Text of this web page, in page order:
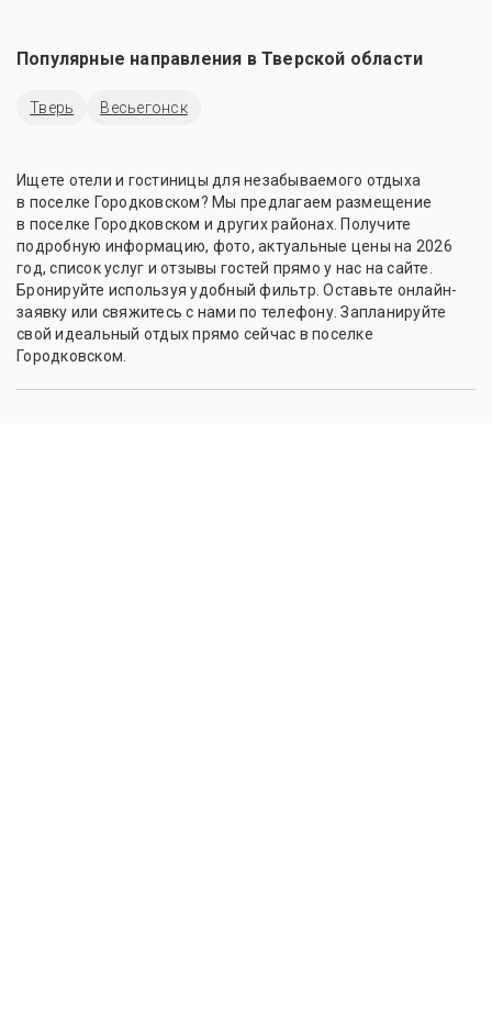
Популярные направления в Тверской области
Тверь Весьегонск
Ищете отели и гостиницы для незабываемого отдыха
в поселке Городковском? Мы предлагаем размещение
в поселке Городковском и других районах. Получите
подробную информацию, фото, актуальные цены на 2026
год, список услуг и отзывы гостей прямо у нас на сайте.
Бронируйте используя удобный фильтр. Оставьте онлайн-
заявку или свяжитесь с нами по телефону. Запланируйте
свой идеальный отдых прямо сейчас в поселке
Городковском.